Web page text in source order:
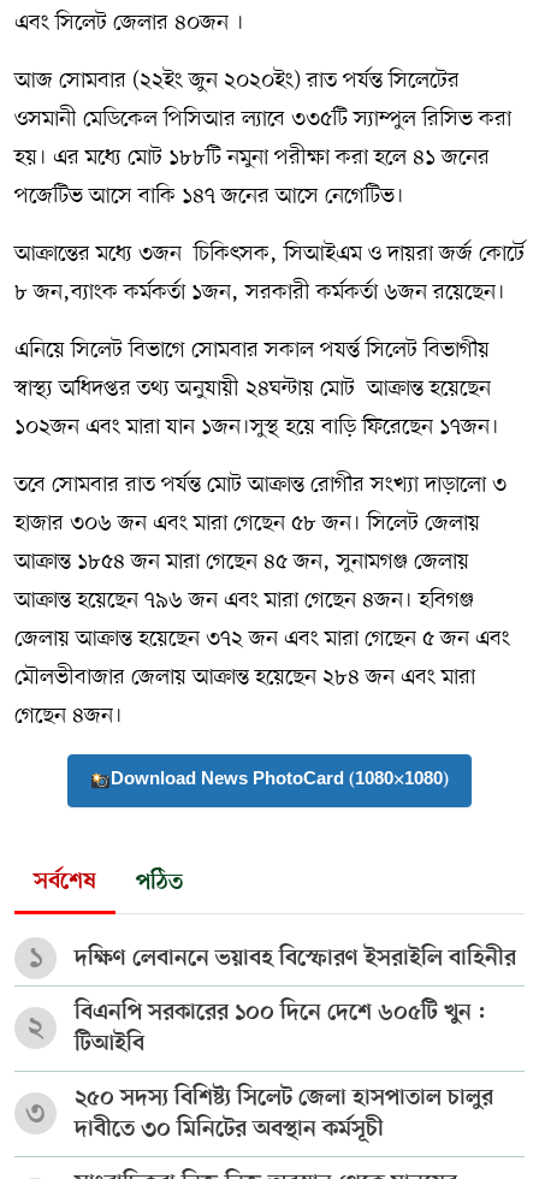
এবং সিলেট জেলার ৪০জন ।
আজ সোমবার (২২ইং জুন ২০২০ইং) রাত পর্যন্ত সিলেটের
ওসমানী মেডিকেল পিসিআর ল্যাবে ৩৩৫টি স্যাম্পুল রিসিভ করা
হয়। এর মধ্যে মোট ১৮৮টি নমুনা পরীক্ষা করা হলে ৪১ জনের
পজেটিভ আসে বাকি ১৪৭ জনের আসে নেগেটিভ।
আক্রান্তের মধ্যে ৩জন চিকিৎসক, সিআইএম ও দায়রা জর্জ কোর্টে
৮ জন,ব্যাংক কর্মকর্তা ১জন, সরকারী কর্মকর্তা ৬জন রয়েছেন।
এনিয়ে সিলেট বিভাগে সোমবার সকাল পযর্ন্ত সিলেট বিভাগীয়
স্বাস্থ্য অধিদপ্তর তথ্য অনুযায়ী ২৪ঘন্টায় মোট আক্রান্ত হয়েছেন
১০২জন এবং মারা যান ১জন।সুস্থ হয়ে বাড়ি ফিরেছেন ১৭জন।
তবে সোমবার রাত পর্যন্ত মোট আক্রান্ত রোগীর সংখ্যা দাড়ালো ৩
হাজার ৩০৬ জন এবং মারা গেছেন ৫৮ জন। সিলেট জেলায়
আক্রান্ত ১৮৫৪ জন মারা গেছেন ৪৫ জন, সুনামগঞ্জ জেলায়
আক্রান্ত হয়েছেন ৭৯৬ জন এবং মারা গেছেন ৪জন। হবিগঞ্জ
জেলায় আক্রান্ত হয়েছেন ৩৭২ জন এবং মারা গেছেন ৫ জন এবং
মৌলভীবাজার জেলায় আক্রান্ত হয়েছেন ২৮৪ জন এবং মারা
গেছেন ৪জন।
Download News PhotoCard (1080×1080)
সর্বশেষ পঠিত
১ দক্ষিণ লেবাননে ভয়াবহ বিস্ফোরণ ইসরাইলি বাহিনীর
২
বিএনপি সরকারের ১০০ দিনে দেশে ৬০৫টি খুন :
টিআইবি
৩
২৫০ সদস্য বিশিষ্ট্য সিলেট জেলা হাসপাতাল চালুর
দাবীতে ৩০ মিনিটের অবস্থান কর্মসূচী